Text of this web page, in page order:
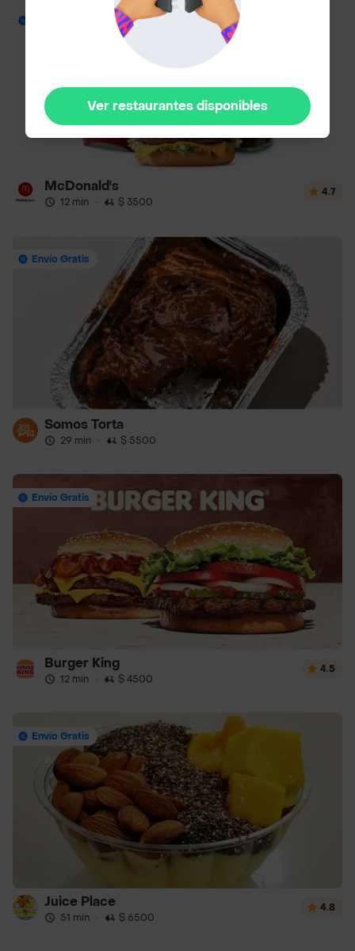
McDonald's
12 min · $ 3500
4.7
Envío Gratis
Somos Torta
29 min · $ 5500
Envío Gratis
Burger King
12 min · $ 4500
4.5
Envío Gratis
Juice Place
51 min · $ 6500
4.8
Ver restaurantes disponibles